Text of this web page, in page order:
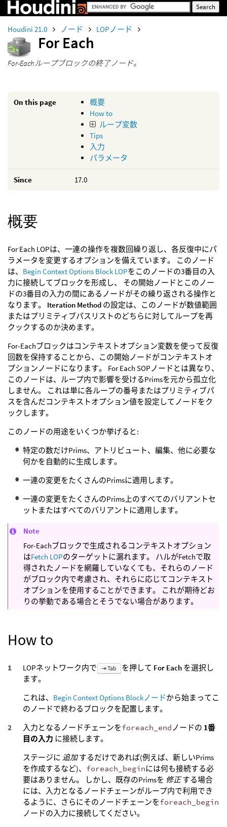
Houdini 21.0 ノード LOPノード
For Each
For-Eachループブロックの終了ノード。
On this page
概要
How to
ループ変数
Tips
入力
パラメータ
Since 17.0
概要
For Each LOPは、一連の操作を複数回繰り返し、各反復中にパ
ラメータを変更するオプションを備えています。 このノード
は、 Begin Context Options Block LOPをこのノードの3番目の入
力に接続してブロックを形成し、 その開始ノードとこのノー
ドの3番目の入力の間にあるノードがその繰り返される操作と
なります。 Iteration Method の設定は、このノードが数値範囲
またはプリミティブパスリストのどちらに対してループを再
クックするのか決めます。
For-Eachブロックはコンテキストオプション変数を使って反復
回数を保持することから、この開始ノードがコンテキストオ
プションノードになります。 For Each SOPノードとは異なり、
このノードは、ループ内で影響を受けるPrimsを元から孤立化
しません。 これは単に各ループの番号またはプリミティブパ
スを含んだコンテキストオプション値を設定してノードをク
ックします。
このノードの用途をいくつか挙げると:
特定の数だけPrims、アトリビュート、編集、他に必要な
何かを自動的に生成します。
一連の変更をたくさんのPrimsに適用します。
一連の変更をたくさんのPrims上のすべてのバリアントセ
ットまたはすべてのバリアントに適用します。
Note
For-Eachブロックで生成されるコンテキストオプション
はFetch LOPのターゲットに漏れます。 ハルがFetchで取
得されたノードを網羅していなくても、それらのノード
がブロック内で考慮され、それらに応じてコンテキスト
オプションを使用することができます。 これが期待どお
りの挙動である場合とそうでない場合があります。
How to
LOPネットワーク内で ⇥ Tab を押して For Eachを選択し
ます。
これは、 Begin Context Options Blockノードから始まってこ
のノードで終わるブロックを配置します。
入力となるノードチェーンをforeach_endノードの 1番
目の入力 に接続します。
ステージに 追加するだけであれば(例えば、新しいPrims
を作成するなど)、 foreach_beginには何も接続する必
要はありません。 しかし、既存のPrimsを 修正する場合
には、入力となるノードチェーンがループ内で利用でき
るように、さらにそのノードチェーンをforeach_begin
ノードの入力に接続してください。